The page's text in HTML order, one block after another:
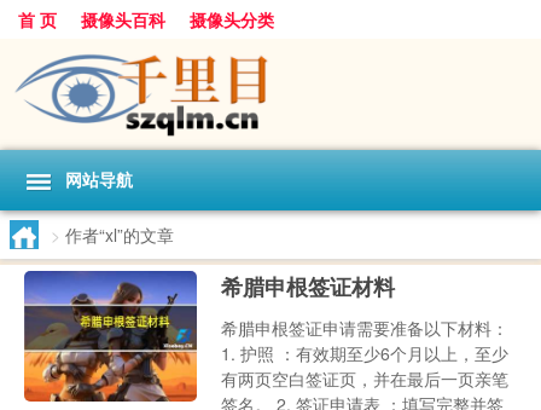
首 页 摄像头百科 摄像头分类
网站导航
> 作者“xl”的文章
希腊申根签证材料
希腊申根签证申请需要准备以下材料：
1. 护照 ：有效期至少6个月以上，至少
有两页空白签证页，并在最后一页亲笔
签名。 2. 签证申请表 ：填写完整并签